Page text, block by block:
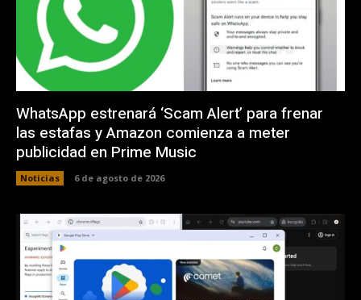
WhatsApp estrenará ‘Scam Alert’ para frenar
las estafas y Amazon comienza a meter
publicidad en Prime Music
Noticias 6 de agosto de 2026